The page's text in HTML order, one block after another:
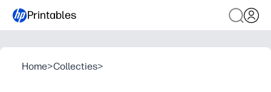
Printables
Home>Collecties>